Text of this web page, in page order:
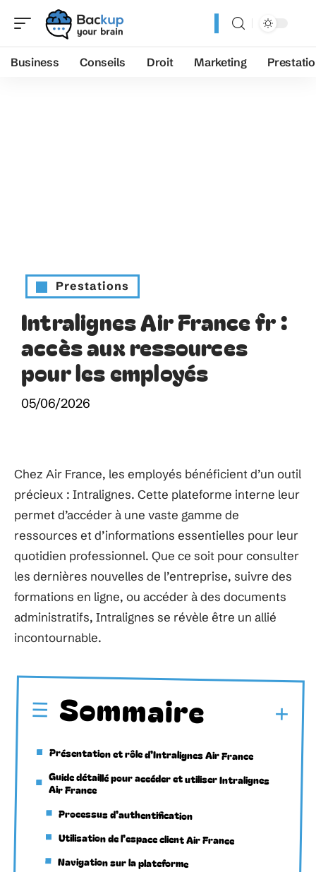
Business Conseils Droit Marketing
Prestations
Intralignes Air France fr :
accès aux ressources
pour les employés
05/06/2026
Chez Air France, les employés bénéficient d’un outil
précieux : Intralignes. Cette plateforme interne leur
permet d’accéder à une vaste gamme de
ressources et d’informations essentielles pour leur
quotidien professionnel. Que ce soit pour consulter
les dernières nouvelles de l’entreprise, suivre des
formations en ligne, ou accéder à des documents
administratifs, Intralignes se révèle être un allié
incontournable.
Sommaire
Présentation et rôle d’Intralignes Air France
Guide détaillé pour accéder et utiliser Intralignes
Air France
Processus d’authentification
Utilisation de l’espace client Air France
Navigation sur la plateforme